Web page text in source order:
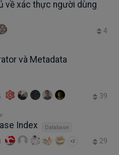
về xác thực người dùng
4
và Metadata
39
Index Database
+3 29